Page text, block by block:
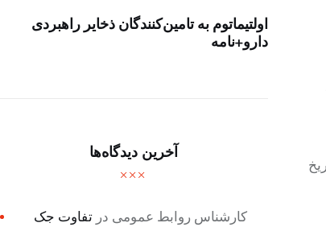
اولتیماتوم به تامین‌کنندگان ذخایر راهبردی
دارو+نامه
آخرین دیدگاه‌ها
کارشناس روابط عمومی در تفاوت جک